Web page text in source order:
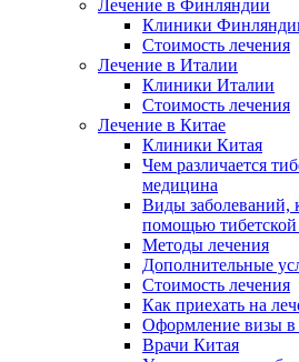
Лечение в Финляндии
Клиники
Стоимость лечения
Лечение в Италии
Клиники Италии
Стоимость лечения
Лечение в Китае
Клиники Китая
Чем различается
медицина
Виды заболеваний,
помощью
Методы лечения
Дополнительные
Стоимость лечения
Как приехать на
Оформление визы в
Врачи Китая